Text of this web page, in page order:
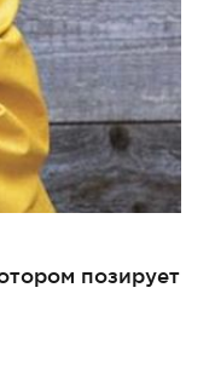
позирует